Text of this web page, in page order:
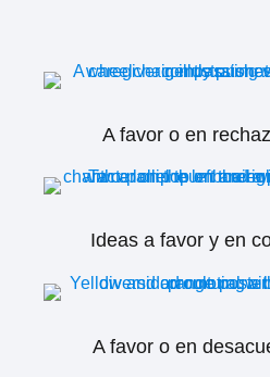
A favor o en
Ideas a favor y en
A favor o en